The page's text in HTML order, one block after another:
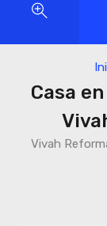
Casa
Vivah